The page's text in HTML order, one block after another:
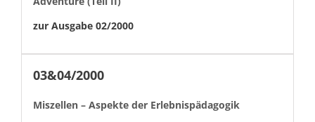
zur Aus­gabe 02/2000
03&04/2000
Miszellen – Aspek­te der Erlebnispädagogik